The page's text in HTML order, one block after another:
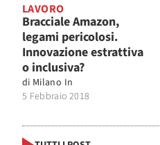
LAVORO
Bracciale Amazon,
legami pericolosi.
Innovazione estrattiva
o inclusiva?
di Milano In
5 Febbraio 2018